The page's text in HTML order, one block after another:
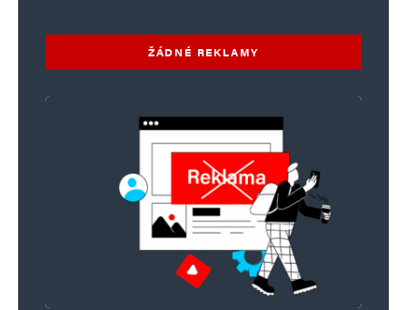
Webová stránka
Uložit do prohlížeče jméno, e-mail a webovou stránku pro budoucí
ŽÁDNÉ REKLAMY